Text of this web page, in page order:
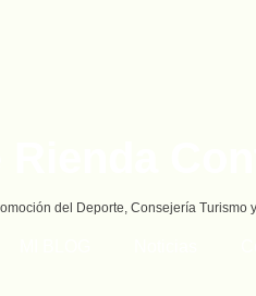
del Deporte, Consejería Turismo